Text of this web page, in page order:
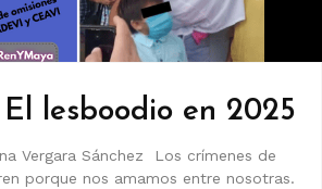
lesboodio en 2025
Vergara Sánchez Los crímenes de
porque nos amamos entre nosotras.